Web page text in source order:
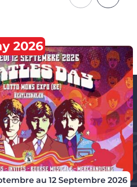
au 12 Septembre 2026
2026